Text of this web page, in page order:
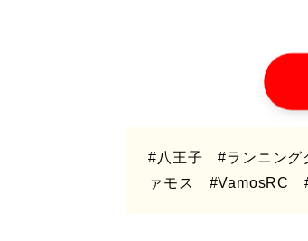
#八王子#ランニン
ァモス #VamosRC